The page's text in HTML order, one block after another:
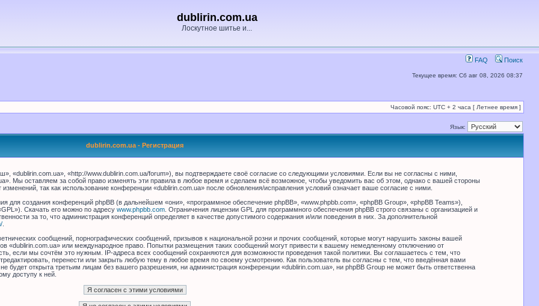
dublirin.com.ua
Лоскутное шитье и...
FAQ Поиск
Текущее время: Сб авг 08, 2026 08:37
Часовой пояс: UTC + 2 часа [ Летнее время ]
Язык:
dublirin.com.ua - Регистрация
«dublirin.com.ua», «http://www.dublirin.com.ua/forum»), вы подтверждаете своё согласие со следующими условиями. Если вы не согласны с ними,
Мы оставляем за собой право изменять эти правила в любое время и сделаем всё возможное, чтобы уведомить вас об этом, однако с вашей стороны
так как использование конференции «dublirin.com.ua» после обновления/исправления условий означает ваше согласие с ними.
создания конференций phpBB (в дальнейшем «они», «программное обеспечение phpBB», «www.phpbb.com», «phpBB Group», «phpBB Teams»),
Скачать его можно по адресу www.phpbb.com. Ограничения лицензии GPL для программного обеспечения phpBB строго связаны с организацией и
за то, что администрация конференций определяет в качестве допустимого содержания и/или поведения в них. За дополнительной
.
сообщений, порнографических сообщений, призывов к национальной розни и прочих сообщений, которые могут нарушить законы вашей
«dublirin.com.ua» или международное право. Попытки размещения таких сообщений могут привести к вашему немедленному отключению от
если мы сочтём это нужным. IP-адреса всех сообщений сохраняются для возможности проведения такой политики. Вы соглашаетесь с тем, что
перенести или закрыть любую тему в любое время по своему усмотрению. Как пользователь вы согласны с тем, что введённая вами
будет открыта третьим лицам без вашего разрешения, ни администрация конференции «dublirin.com.ua», ни phpBB Group не может быть ответственна
доступу к ней.